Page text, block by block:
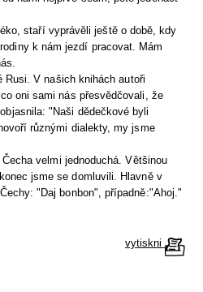
staří vyprávěli ještě o době, kdy
k nám jezdí pracovat. Mám
Rusi. V našich knihách autoři
oni sami nás přesvědčovali, že
"Naši dědečkové byli
různými dialekty, my jsme
velmi jednoduchá. Většinou
jsme se domluvili. Hlavně v
"Daj bonbon", případně:"Ahoj."
vytiskni